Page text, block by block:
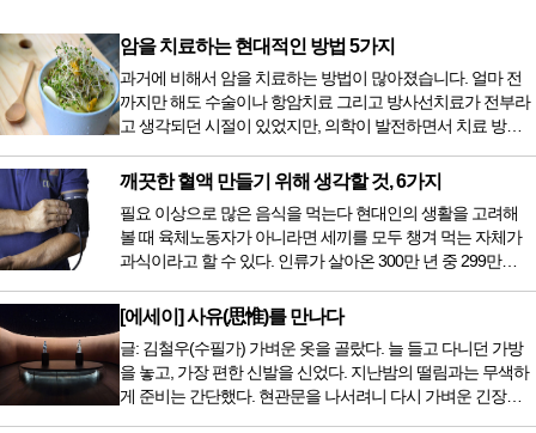
암을 치료하는 현대적인 방법 5가지
과거에 비해서 암을 치료하는 방법이 많아졌습니다. 얼마 전
까지만 해도 수술이나 항암치료 그리고 방사선치료가 전부라
고 생각되던 시절이 있었지만, 의학이 발전하면서 치료 방법
오면서 암을 치료하는 방법이 하나 더 추가되었습니다. 중입
자 치료를 받기 위해서는 일본이나 독일 등 중입자 치료기가
있는 나라에 가서 힘들게 치료받았지만 얼마 전 국내 도입 후
전립선암 환자를 시작으로 중입자 치료기가 가동되었습니다.
치료 범위가 한정되어 모든 암 환자가 중입자 치료를 받을 수
는 없지만 치료...
깨끗한 혈액 만들기 위해 생각할 것, 6가지
필요 이상으로 많은 음식을 먹는다 현대인의 생활을 고려해
볼 때 육체노동자가 아니라면 세끼를 모두 챙겨 먹는 자체가
과식이라고 할 수 있다. 인류가 살아온 300만 년 중 299만
저녁을 습관적으로 음식을 섭취한다. 게다가 밤늦은 시간까지
음식을 먹거나, 아침에 식욕이 없는데도 ‘아침을 먹어야 하루
가 활기차다’라는 이야기에 사로잡혀 억지로 먹는 경우가 많
다. 식욕이 없다는 느낌은 본능이 보내는 신호다. 즉 먹어도 소
화할 힘이 없다거나 더 이상 먹으면 혈액 안에 잉여물...
[에세이] 사유(思惟)를 만나다
글: 김철우(수필가) 가벼운 옷을 골랐다. 늘 들고 다니던 가방
을 놓고, 가장 편한 신발을 신었다. 지난밤의 떨림과는 무색하
게 준비는 간단했다. 현관문을 나서려니 다시 가벼운 긴장감